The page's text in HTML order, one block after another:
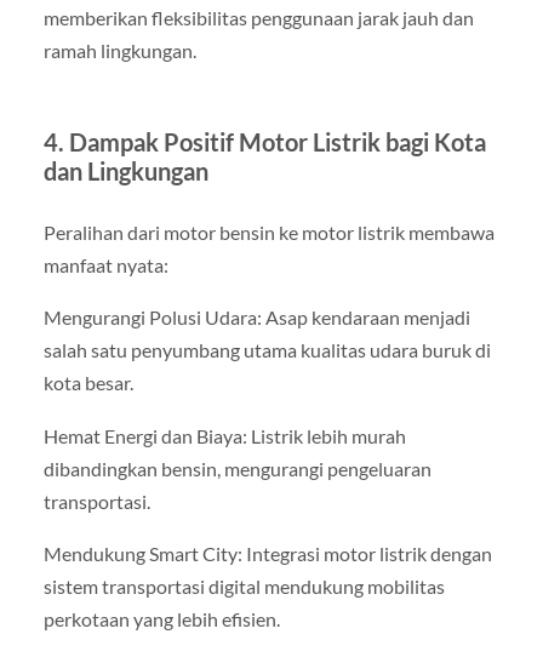
memberikan fleksibilitas penggunaan jarak jauh dan
ramah lingkungan.
4. Dampak Positif Motor Listrik bagi Kota
dan Lingkungan
Peralihan dari motor bensin ke motor listrik membawa
manfaat nyata:
Mengurangi Polusi Udara: Asap kendaraan menjadi
salah satu penyumbang utama kualitas udara buruk di
kota besar.
Hemat Energi dan Biaya: Listrik lebih murah
dibandingkan bensin, mengurangi pengeluaran
transportasi.
Mendukung Smart City: Integrasi motor listrik dengan
sistem transportasi digital mendukung mobilitas
perkotaan yang lebih efisien.